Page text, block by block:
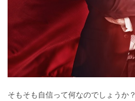
そもそも自信って何なのでしょうか？